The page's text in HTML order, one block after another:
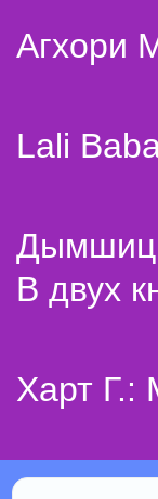
Агхори
Lali
Дымшиц
В двух
Харт Г.: